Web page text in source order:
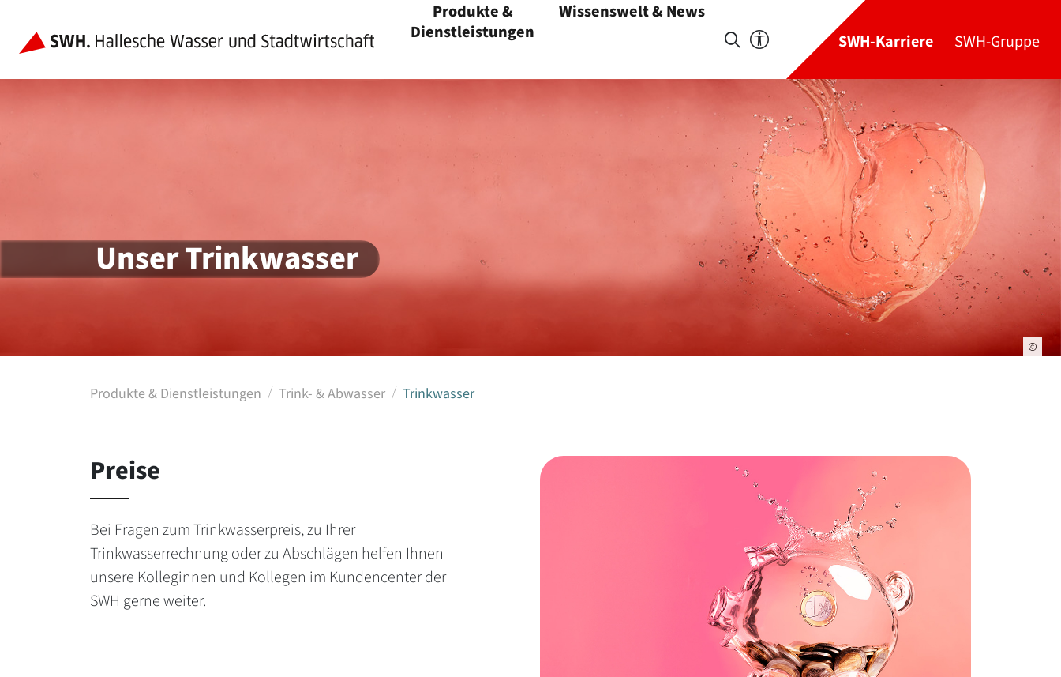
Produkte &
Dienstleistungen
Wissenswelt & News
SWH-Karriere SWH-Gruppe
Unser Trinkwasser
Produkte & Dienstleistungen Trink- & Abwasser Trinkwasser
Preise
Bei Fragen zum Trinkwasserpreis, zu Ihrer
Trinkwasserrechnung oder zu Abschlägen helfen Ihnen
unsere Kolleginnen und Kollegen im Kundencenter der
SWH gerne weiter.